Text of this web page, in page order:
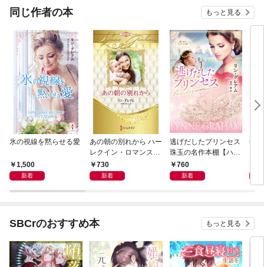
同じ作者の本 もっと見る
氷の視線を黙らせる愛
1,500
新着
あの朝の別れから ハー
レクイン・ロマンス・
プレミアム～リン・グ
レアム・ベスト・セレ
730
新着
逃げだしたプリンセス
珠玉の名作本棚【ハー
レクイン文庫版】
760
新着
熱
ム
ョ
SBCrのおすすめ本 もっと見る